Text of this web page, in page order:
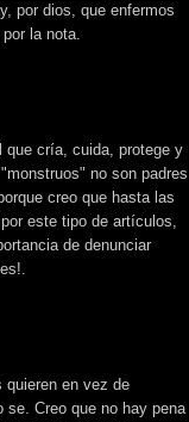
por dios, que enfermos
la nota.
que cría, cuida, protege y
no son padres
creo que hasta las
este tipo de artículos,
de denunciar
quieren en vez de
se. Creo que no hay pena